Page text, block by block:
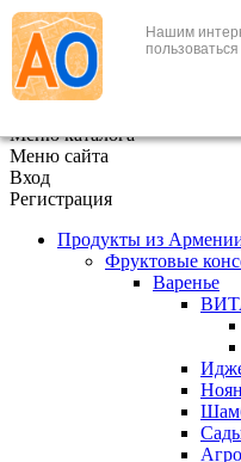
Нашим
+7 (495) 646-888-1
В корзине 0
Меню каталога
Меню сайта
Вход
Регистрация
Продукты из
Фруктовые
Варенье
Ноян